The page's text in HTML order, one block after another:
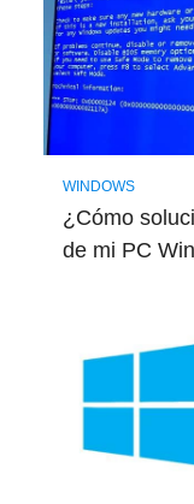
WINDOWS
¿Cómo
de mi PC